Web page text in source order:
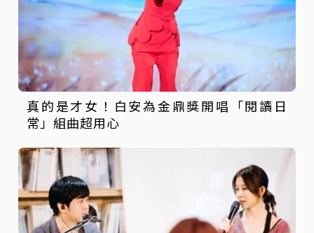
真的是才女！白安為金鼎獎開唱「閱讀日
常」組曲超用心